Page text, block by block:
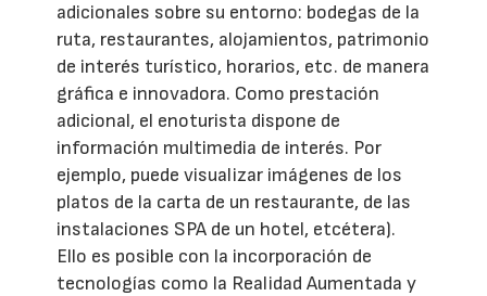
adicionales sobre su entorno: bodegas de la
ruta, restaurantes, alojamientos, patrimonio
de interés turístico, horarios, etc. de manera
gráfica e innovadora. Como prestación
adicional, el enoturista dispone de
información multimedia de interés. Por
ejemplo, puede visualizar imágenes de los
platos de la carta de un restaurante, de las
instalaciones SPA de un hotel, etcétera).
Ello es posible con la incorporación de
tecnologías como la Realidad Aumentada y